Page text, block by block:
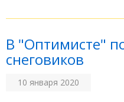
В "Оптимисте"
снеговиков
10 января 2020